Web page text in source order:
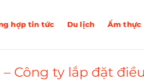
hợp tin tức Du lịch Ẩm thực
Công ty lắp đặt